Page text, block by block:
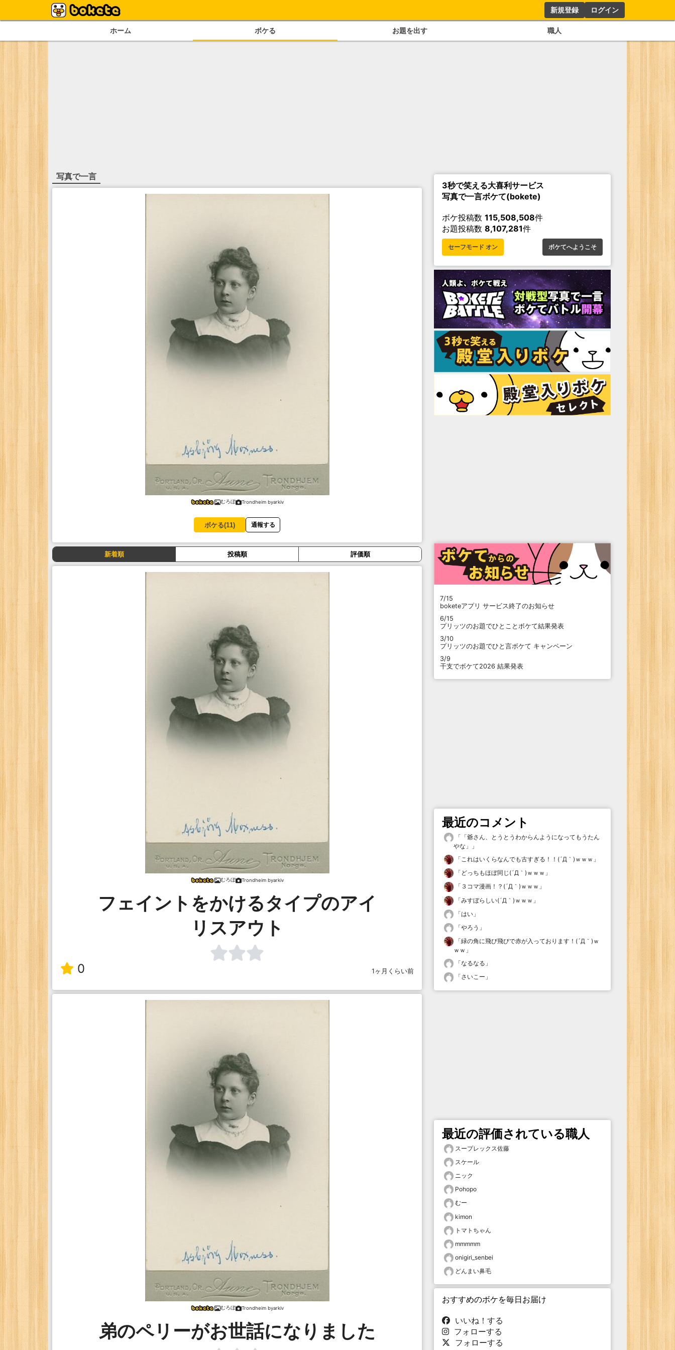
新規登録 ログイン
ホーム ボケる お題を出す 職人
写真で一言
むろぼ Trondheim byarkiv
ボケる(11) 通報する
新着順 投稿順 評価順
むろぼ Trondheim byarkiv
フェイントをかけるタイプのアイ
リスアウト
0 1ヶ月くらい前
むろぼ Trondheim byarkiv
弟のペリーがお世話になりました
3秒で笑える大喜利サービス
写真で一言ボケて(bokete)
ボケ投稿数 115,508,508件
お題投稿数 8,107,281件
セーフモード オン ボケてへようこそ
7/15
boketeアプリ サービス終了のお知らせ
6/15
プリッツのお題でひとことボケて結果発表
3/10
プリッツのお題でひと言ボケて キャンペーン
3/9
干支でボケて2026 結果発表
最近のコメント
「 「爺さん、とうとうわからんようになってもうたん
やな」
」
「これはいくらなんでも古すぎる！！(´Д｀)ｗｗｗ 」
「 どっちもほぼ同じ(´Д｀)ｗｗｗ 」
「 ３コマ漫画！？(´Д｀)ｗｗｗ 」
「みすぼらしい(´Д｀)ｗｗｗ 」
「はい 」
「やろう 」
「緑の角に飛び飛びで赤が入っております！(´Д｀)ｗ
ｗｗ 」
「なるなる 」
「さいこー 」
最近の評価されている職人
スープレックス佐藤
スケール
ニック
Pohopo
むー
kimon
トマトちゃん
mmmmm
onigiri_senbei
どんまい鼻毛
おすすめのボケを毎日お届け
いいね！する
フォローする
フォローする